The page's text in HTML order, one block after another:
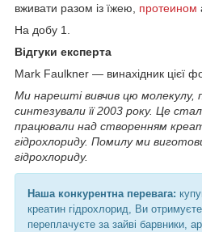
вживати разом із їжею, протеином
На добу 1.
Відгуки експерта
Mark Faulkner — винахідник цієї
Ми нарешті вивчив цю молекулу,
синтезували її 2003 року. Це
працювали над створенням
гідрохлориду. Помилу ми
гідрохлориду.
Наша конкурентна перевага:
креатин гідрохлорид, Ви
переплачуєте за зайві барвники,